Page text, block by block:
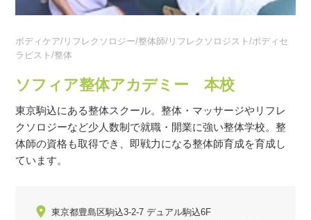
ボディケア/リフレクソロジー/整体師/リフレクソロジスト/ボディセ
ラピスト/整体
ソフィア整体アカデミー 本校
東京駒込にある整体スクール。整体・マッサージやリフレ
クソロジーなど少人数制で就職・開業に強い整体学校。整
体師の資格も取得でき、即戦力になる整体師育成を育成し
ています。
東京都豊島区駒込3-2-7 デュアル駒込6F